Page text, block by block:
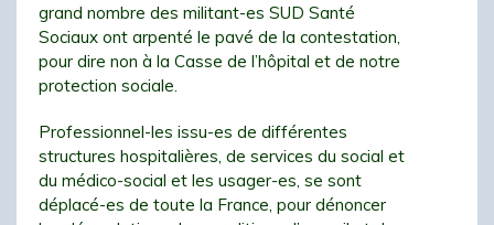
grand nombre des militant-es SUD Santé
Sociaux ont arpenté le pavé de la contestation,
pour dire non à la Casse de l’hôpital et de notre
protection sociale.
Professionnel-les issu-es de différentes
structures hospitalières, de services du social et
du médico-social et les usager-es, se sont
déplacé-es de toute la France, pour dénoncer